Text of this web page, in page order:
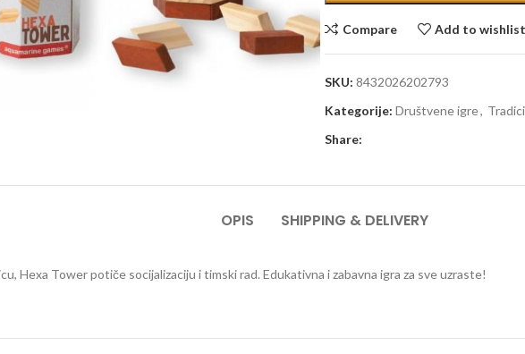
Compare Add to wishlist
SKU: 8432026202793
Kategorije: Društvene igre,
Share:
OPIS SHIPPING & DELIVERY
Hexa Tower potiče socijalizaciju i timski rad. Edukativna i zabavna igra za sve uzraste!